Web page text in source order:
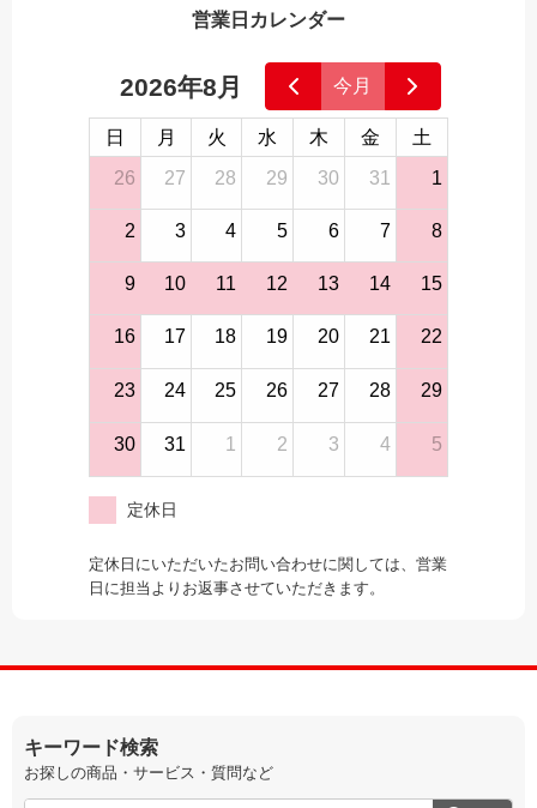
営業日カレンダー
2026年8月 今月
日 月 火 水 木 金
土
26
27 28 29 30 31 1
2 3 4 5 6 7 8
9 10 11 12 13 14 15
16 17 18 19 20 21 22
23 24 25 26 27 28 29
30 31 1 2 3 4 5
定休日
定休日にいただいたお問い合わせに関しては、営業
日に担当よりお返事させていただきます。
キーワード検索
お探しの商品・サービス・質問など